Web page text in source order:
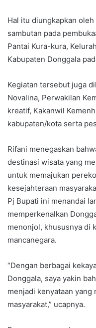
Hal itu diungkapkan
sambutan pada
Pantai Kura-kura,
Kabupaten Donggala
Kegiatan tersebut juga
Novalina, Perwakilan
kreatif, Kakanwil
kabupaten/kota serta
Rifani menegaskan
destinasi wisata yang
untuk memajukan
kesejahteraan
Pj Bupati ini menandai
memperkenalkan
menonjol, khususnya di
mancanegara.
“Dengan berbagai
Donggala, saya yakin
menjadi kenyataan
masyarakat,” ucapnya.